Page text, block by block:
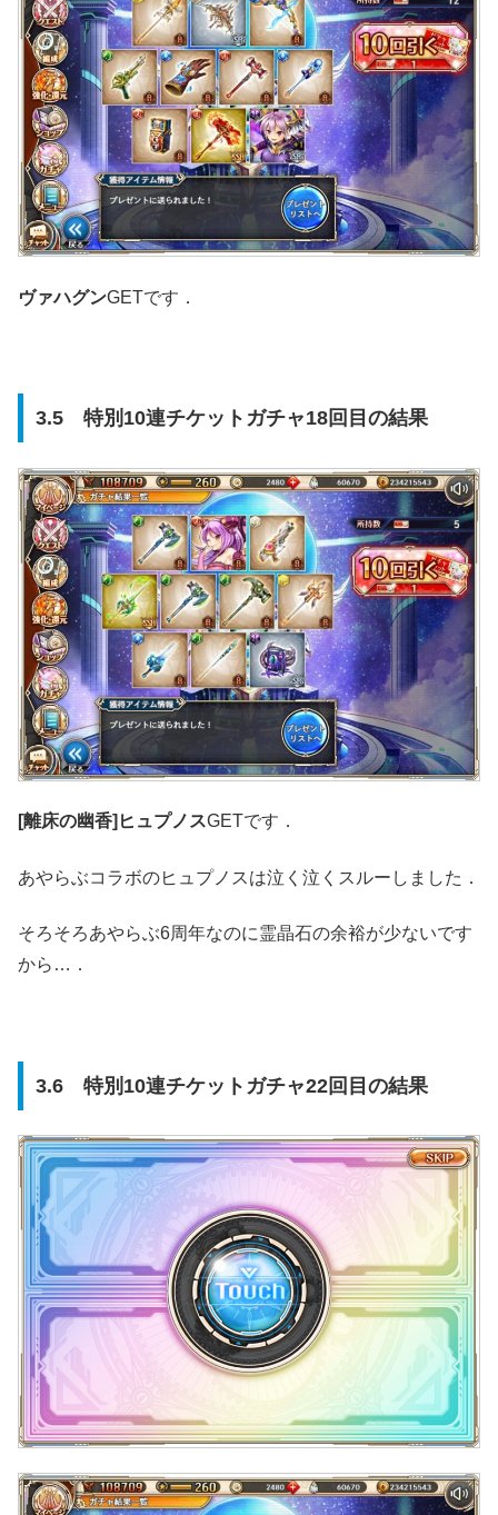
ヴァハグンGETです．
3.5 特別10連チケットガチャ18回目の結果
[離床の幽香]ヒュプノスGETです．
あやらぶコラボのヒュプノスは泣く泣くスルーしました．
そろそろあやらぶ6周年なのに霊晶石の余裕が少ないです
から…．
3.6 特別10連チケットガチャ22回目の結果